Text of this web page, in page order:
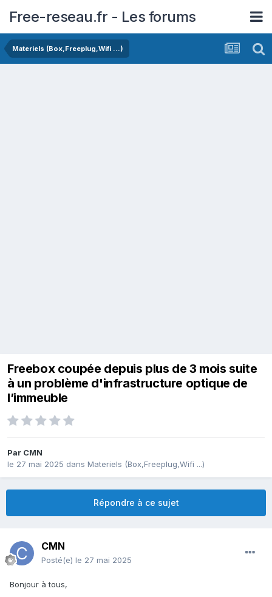
Free-reseau.fr - Les forums
Materiels (Box,Freeplug,Wifi ...)
Freebox coupée depuis plus de 3 mois suite
à un problème d'infrastructure optique de
l’immeuble
Par CMN
le 27 mai 2025 dans Materiels (Box,Freeplug,Wifi ...)
Répondre à ce sujet
CMN
Posté(e) le 27 mai 2025
Bonjour à tous,